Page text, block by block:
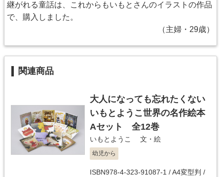
継がれる童話は、これからもいもとさんのイラストの作品
で、購入しました。
（主婦・29歳）
関連商品
大人になっても忘れたくない
いもとようこ世界の名作絵本
Aセット 全12巻
いもとようこ 文・絵
幼児から
ISBN978-4-323-91087-1 / A4変型判 /